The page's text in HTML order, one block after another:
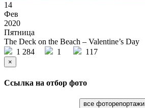
14
Фев
2020
Пятница
The Deck on the Beach – Valentine’s Day
1 284
1 117
×
Ссылка на отбор фото
все фоторепортажи